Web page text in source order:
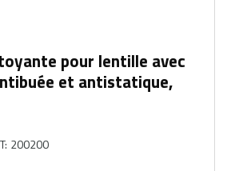
pour lentille avec
et antistatique,
: 200200